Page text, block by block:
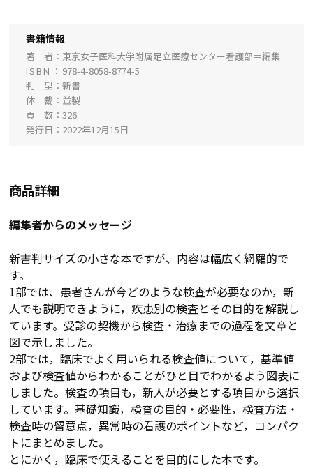
書籍情報
著 者
東京女子医科大学附属足立医療センター看護部＝編集
ISBN
978-4-8058-8774-5
判 型
新書
体 裁
並製
頁 数
326
発行日
2022年12月15日
商品詳細
編集者からのメッセージ
新書判サイズの小さな本ですが、内容は幅広く網羅的で
す。
1部では、患者さんが今どのような検査が必要なのか，新
人でも説明できように，疾患別の検査とその目的を解説し
ています。受診の契機から検査・治療までの過程を文章と
図で示しました。
2部では，臨床でよく用いられる検査値について，基準値
および検査値からわかることがひと目でわかるよう図表に
しました。検査の項目も，新人が必要とする項目から選択
しています。基礎知識，検査の目的・必要性，検査方法・
検査時の留意点，異常時の看護のポイントなど，コンパク
トにまとめました。
とにかく，臨床で使えることを目的にした本です。